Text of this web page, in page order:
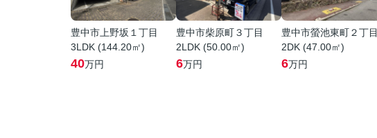
豊中市上野坂１丁目
3LDK (144.20㎡)
40万円
豊中市柴原町３丁目
2LDK (50.00㎡)
6万円
豊中市螢池東町２丁目
2DK (47.00㎡)
6万円